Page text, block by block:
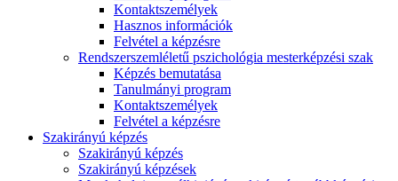
Kontaktszemélyek
Hasznos információk
Felvétel a képzésre
Rendszerszemléletű pszichológia mesterképzési szak
Képzés bemutatása
Tanulmányi program
Kontaktszemélyek
Felvétel a képzésre
Szakirányú képzés
Szakirányú képzés
Szakirányú képzések